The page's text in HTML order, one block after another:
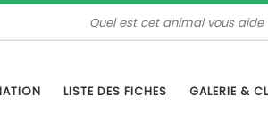
Quel est cet animal vous
LISTE DES FICHES GALERIE &